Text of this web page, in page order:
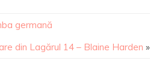
germană
din Lagărul 14 – Blaine Harden »